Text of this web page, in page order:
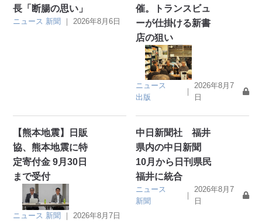
長「断腸の思い」
ニュース 新聞 ｜2026年8月6日
催。トランスビュ
ーが仕掛ける新書
店の狙い
ニュース
出版
｜
2026年8月7
日
【熊本地震】日販
協、熊本地震に特
定寄付金 9月30日
まで受付
ニュース 新聞 ｜2026年8月7日
中日新聞社 福井
県内の中日新聞
10月から日刊県民
福井に統合
ニュース
新聞
｜
2026年8月7
日